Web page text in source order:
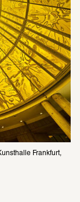
Frankfurt,